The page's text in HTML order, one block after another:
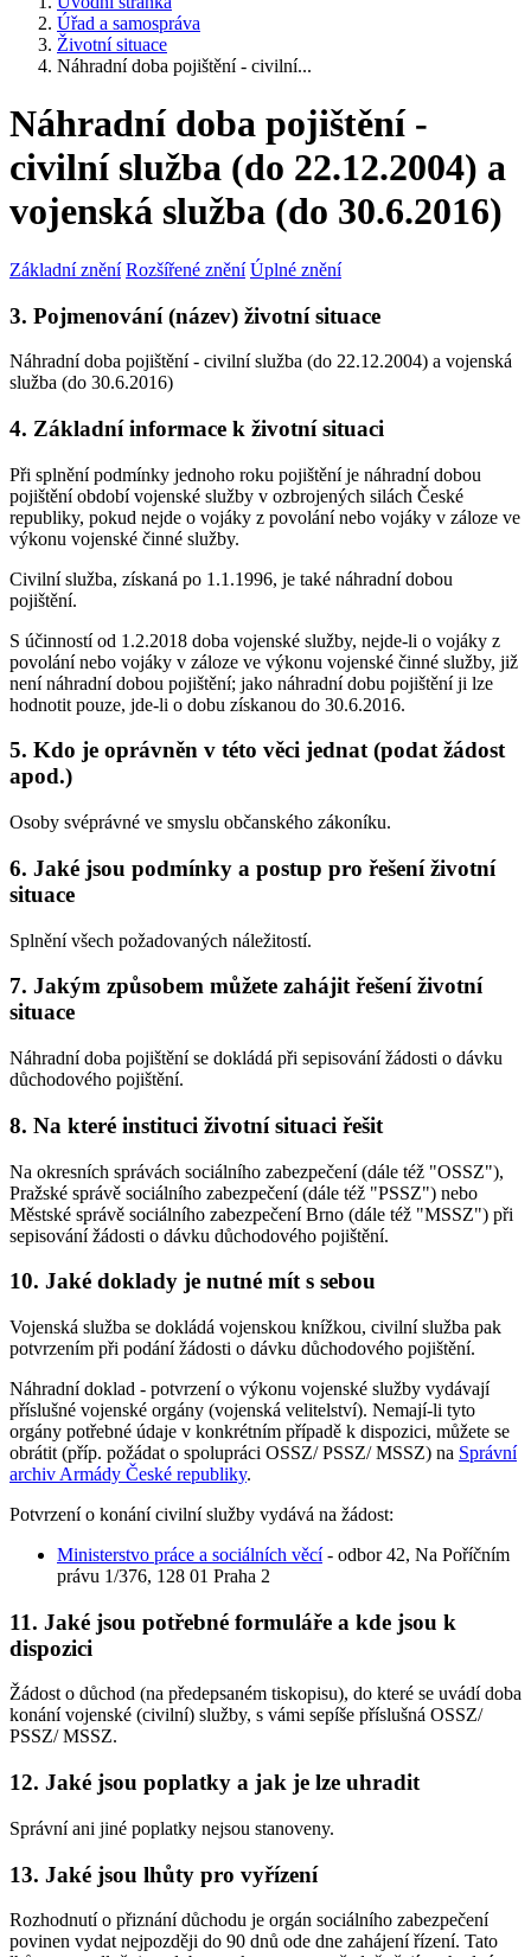
Úřad a samospráva
Životní situace
Náhradní doba pojištění - civilní...
Náhradní doba pojištění -
civilní služba (do 22.12.2004) a
vojenská služba (do 30.6.2016)
Základní znění Rozšířené znění Úplné znění
3. Pojmenování (název) životní situace
Náhradní doba pojištění - civilní služba (do 22.12.2004) a vojenská
služba (do 30.6.2016)
4. Základní informace k životní situaci
Při splnění podmínky jednoho roku pojištění je náhradní dobou
pojištění období vojenské služby v ozbrojených silách České
republiky, pokud nejde o vojáky z povolání nebo vojáky v záloze ve
výkonu vojenské činné služby.
Civilní služba, získaná po 1.1.1996, je také náhradní dobou
pojištění.
S účinností od 1.2.2018 doba vojenské služby, nejde-li o vojáky z
povolání nebo vojáky v záloze ve výkonu vojenské činné služby, již
není náhradní dobou pojištění; jako náhradní dobu pojištění ji lze
hodnotit pouze, jde-li o dobu získanou do 30.6.2016.
5. Kdo je oprávněn v této věci jednat (podat žádost
apod.)
Osoby svéprávné ve smyslu občanského zákoníku.
6. Jaké jsou podmínky a postup pro řešení životní
situace
Splnění všech požadovaných náležitostí.
7. Jakým způsobem můžete zahájit řešení životní
situace
Náhradní doba pojištění se dokládá při sepisování žádosti o dávku
důchodového pojištění.
8. Na které instituci životní situaci řešit
Na okresních správách sociálního zabezpečení (dále též "OSSZ"),
Pražské správě sociálního zabezpečení (dále též "PSSZ") nebo
Městské správě sociálního zabezpečení Brno (dále též "MSSZ") při
sepisování žádosti o dávku důchodového pojištění.
10. Jaké doklady je nutné mít s sebou
Vojenská služba se dokládá vojenskou knížkou, civilní služba pak
potvrzením při podání žádosti o dávku důchodového pojištění.
Náhradní doklad - potvrzení o výkonu vojenské služby vydávají
příslušné vojenské orgány (vojenská velitelství). Nemají-li tyto
orgány potřebné údaje v konkrétním případě k dispozici, můžete se
obrátit (příp. požádat o spolupráci OSSZ/ PSSZ/ MSSZ) na Správní
archiv Armády České republiky.
Potvrzení o konání civilní služby vydává na žádost:
Ministerstvo práce a sociálních věcí- odbor 42, Na Poříčním
právu 1/376, 128 01 Praha 2
11. Jaké jsou potřebné formuláře a kde jsou k
dispozici
Žádost o důchod (na předepsaném tiskopisu), do které se uvádí doba
konání vojenské (civilní) služby, s vámi sepíše příslušná OSSZ/
PSSZ/ MSSZ.
12. Jaké jsou poplatky a jak je lze uhradit
Správní ani jiné poplatky nejsou stanoveny.
13. Jaké jsou lhůty pro vyřízení
Rozhodnutí o přiznání důchodu je orgán sociálního zabezpečení
povinen vydat nejpozději do 90 dnů ode dne zahájení řízení. Tato